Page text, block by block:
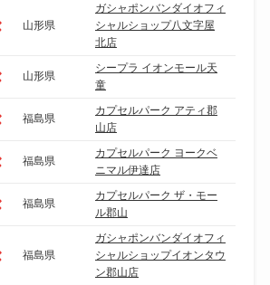
山形県
ガシャポンバンダイオフィ
シャルショップ八文字屋
北店
山形県
シープラ イオンモール天
童
福島県
カプセルパーク アティ郡
山店
福島県
カプセルパーク ヨークベ
ニマル伊達店
福島県
カプセルパーク ザ・モー
ル郡山
福島県
ガシャポンバンダイオフィ
シャルショップイオンタウ
ン郡山店